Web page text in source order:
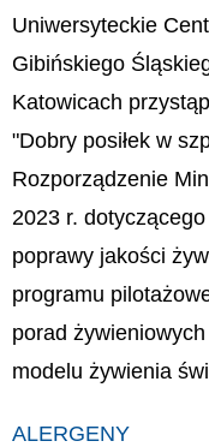
Uniwersyteckie
Gibińskiego
Katowicach
"Dobry posiłek w
Rozporządzenie
2023 r.
poprawy jakości
programu
porad
modelu żywienia
ALERGENY